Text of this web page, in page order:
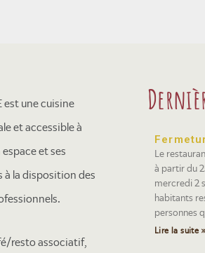
est une cuisine
et accessible à
et ses
à la disposition des
resto associatif,
Le
à partir du
mercredi 2
habitants
personnes
Lire la suite »